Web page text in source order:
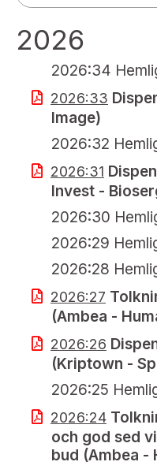
2026
2026:34
2026:33
Image)
2026:32
2026:31
Invest -
2026:30
2026:29
2026:28
2026:27
(Ambea -
2026:26
(Kriptown -
2026:25
2026:24
och god sed
bud (Ambea -